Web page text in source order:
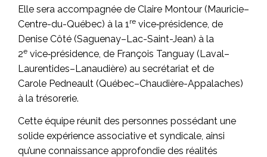
Elle sera accompagnée de Claire Montour (Mauricie–
Centre-du-Québec) à la 1re vice‑présidence, de
Denise Côté (Saguenay–Lac-Saint-Jean) à la
2e vice‑présidence, de François Tanguay (Laval–
Laurentides–Lanaudière) au secrétariat et de
Carole Pedneault (Québec–Chaudière-Appalaches)
à la trésorerie.
Cette équipe réunit des personnes possédant une
solide expérience associative et syndicale, ainsi
qu’une connaissance approfondie des réalités